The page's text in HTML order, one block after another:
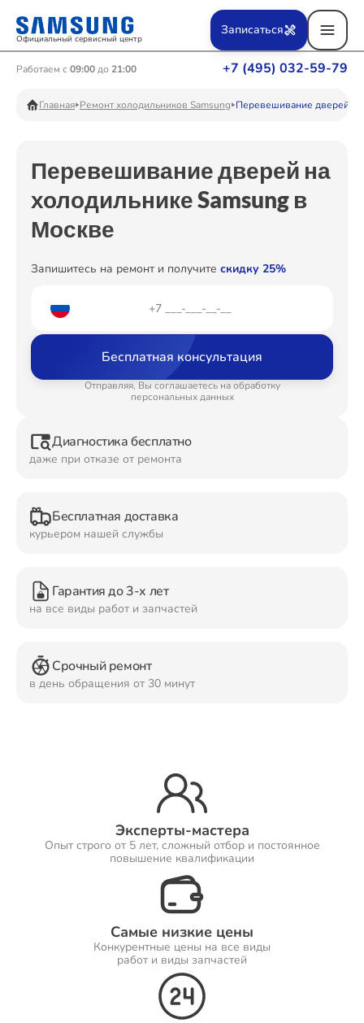
Официальный сервисный центр
+7 (495) 032-59-79
Работаем с 09:00до 21:00
Записаться
Главная Ремонт холодильников Samsung Перевешивание дверей
Перевешивание дверей на
холодильнике Samsung в
Москве
Запишитесь на ремонт и получите скидку 25%
Бесплатная консультация
Отправляя, Вы соглашаетесь на обработку
персональных данных
Диагностика бесплатно
даже при отказе от ремонта
Бесплатная доставка
курьером нашей службы
Гарантия до 3-х лет
на все виды работ и запчастей
Срочный ремонт
в день обращения от 30 минут
Эксперты-мастера
Опыт строго от 5 лет, сложный отбор и постоянное
повышение квалификации
Самые низкие цены
Конкурентные цены на все виды
работ и виды запчастей
Ремонт Вертикальных пылесосов
Ремонт Телевизоров
Ремонт Пылесосов
Ремонт Планшетов
Ремонт Принтеров
Ремонт Саундбаров
Ремонт VR систем
Ремонт Сабвуферов